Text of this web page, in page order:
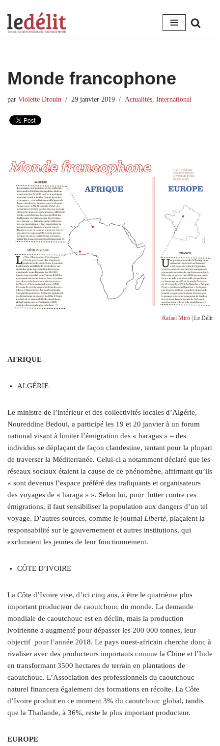
Aller
Monde francophone
par Violette Drouin 29 janvier 2019 Actualités International
Rafael Miró | Le Délit
AFRIQUE
ALGÉRIE
Le ministre de l’intérieur et des collectivités locales d’Algérie,
Noureddine Bedoui, a participé les 19 et 20 janvier à un forum
national visant à limiter l’émigration des « haragas » – des
individus se déplaçant de façon clandestine, tentant pour la plupart
de traverser la Méditerranée. Celui-ci a notamment déclaré que les
réseaux sociaux étaient la cause de ce phénomène, affirmant qu’ils
« sont devenus l’espace préféré des trafiquants et organisateurs
des voyages de « haraga » ». Selon lui, pour lutter contre ces
émigrations, il faut sensibiliser la population aux dangers d’un tel
voyage. D’autres sources, comme le journal Liberté, plaçaient la
responsabilité sur le gouvernement et autres institutions, qui
excluraient les jeunes de leur fonctionnement.
CÔTE D’IVOIRE
La Côte d’Ivoire vise, d’ici cinq ans, à être le quatrième plus
important producteur de caoutchouc du monde. La demande
mondiale de caoutchouc est en déclin, mais la production
ivoirienne a augmenté pour dépasser les 200 000 tonnes, leur
objectif pour l’année 2018. Le pays ouest-africain cherche donc à
rivaliser avec des producteurs importants comme la Chine et l’Inde
en transformant 3500 hectares de terrain en plantations de
caoutchouc. L’Association des professionnels du caoutchouc
naturel financera également des formations en récolte. La Côte
d’Ivoire produit en ce moment 3% du caoutchouc global, tandis
que la Thaïlande, à 36%, reste le plus important producteur.
EUROPE